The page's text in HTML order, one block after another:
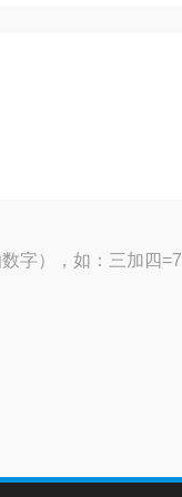
字），如：三加四=7